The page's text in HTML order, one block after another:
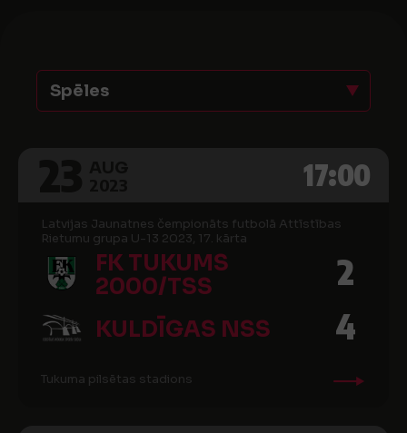
Spēles
17:00
Latvijas Jaunatnes čempionāts futbolā Attīstības
Rietumu grupa U-13 2023, 17. kārta
FK TUKUMS
2000/TSS
2
KULDĪGAS NSS 4
Tukuma pilsētas stadions